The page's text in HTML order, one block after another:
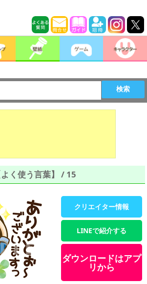
検索
く使う言葉】 / 15
クリエイター情報
LINEで紹介する
ダウンロードはアプ
リから